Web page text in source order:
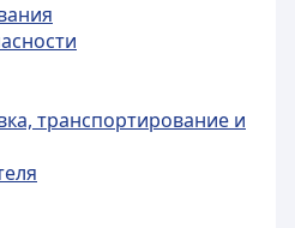
транспортирование и